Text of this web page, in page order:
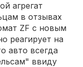
агрегат
в отзывах
ZF с новым
реагирует на
авто всегда
ввиду